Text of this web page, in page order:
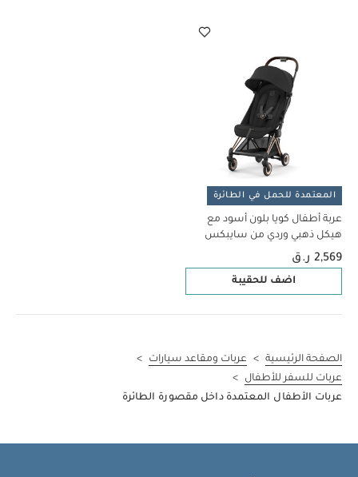
المعتمدة للحمل في الطائرة
عربة أطفال كويا بلون أسود مع
هيكل ذهبي وردي من سايبكس
2,569 ر.ق
اضف للحقيبة
الصفحة الرئيسية > عربات ومقاعد سيارات
>
عربات للسفر للأطفال
>
عربات الأطفال المعتمدة داخل مقصورة الطائرة